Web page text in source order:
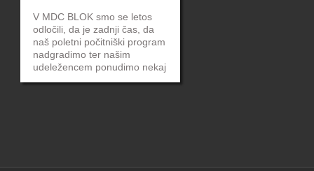
V MDC BLOK smo se letos
odločili, da je zadnji čas, da
naš poletni počitniški program
nadgradimo ter našim
udeležencem ponudimo nekaj